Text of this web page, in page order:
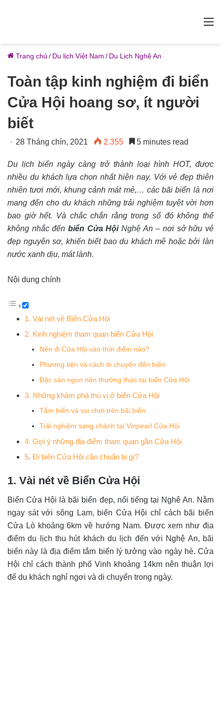
Trang chủ / Du lịch Việt Nam / Du Lịch Nghệ An
Toàn tập kinh nghiệm đi biển
Cửa Hội hoang sơ, ít người
biết
28 Tháng chín, 2021 2.355 5 minutes read
Du lịch biển ngày càng trở thành loại hình HOT, được
nhiều du khách lựa chọn nhất hiện nay. Với vẻ đẹp thiên
nhiên tươi mới, khung cảnh mát mẻ,… các bãi biển là nơi
mang đến cho du khách những trải nghiệm tuyệt vời hơn
bao giờ hết. Và chắc chắn rằng trong số đó không thể
không nhắc đến biển Cửa HộiNghệ An – nơi sở hữu vẻ
đẹp nguyên sơ, khiến biết bao du khách mê hoặc bởi làn
nước xanh dịu, mát lành.
Nội dung chính
1. Vài nét về Biển Cửa Hội
2. Kinh nghiệm tham quan biển Cửa Hội
Nên đi Cửa Hội vào thời điểm nào?
Phương tiện và cách di chuyển đến biển
Đặc sản ngon nên thưởng thức tại biển Cửa Hội
3. Những khám phá thú vị ở biển Cửa Hội
Tắm biển và vui chơi trên bãi biển
Trải nghiệm sang chảnh tại Vinpearl Cửa Hội
4. Gợi ý những địa điểm tham quan gần Cửa Hội
5. Đi biển Cửa Hội cần chuẩn bị gì?
1. Vài nét về Biển Cửa Hội
Biển Cửa Hội là bãi biển đẹp, nổi tiếng tại Nghê An. Nằm
ngay sát với sông Lam, biển Cửa Hội chỉ cách bãi biển
Cửa Lò khoảng 6km về hướng Nam. Được xem như địa
điểm du lịch thu hút khách du lịch đến với Nghệ An, bãi
biển này là địa điểm tắm biển lý tưởng vào ngày hè. Cửa
Hội chỉ cách thành phố Vinh khoảng 14km nên thuận lợi
để du khách nghỉ ngơi và di chuyển trong ngày.